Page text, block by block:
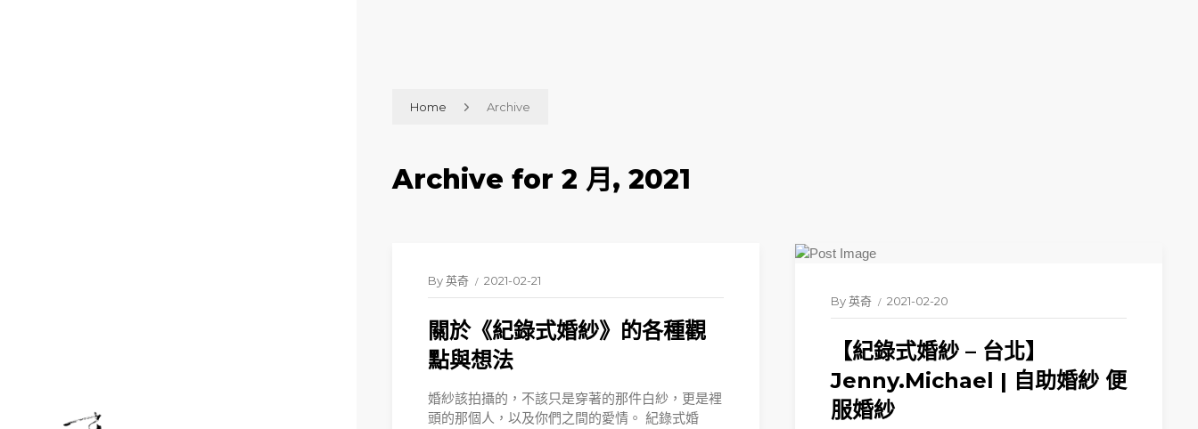
Home Archive
Archive for 2 月, 2021
By英奇 2021-02-21
關於《紀錄式婚紗》的各種觀
點與想法
婚紗該拍攝的，不該只是穿著的那件白紗，更是裡
頭的那個人，以及你們之間的愛情。 紀錄式婚
By英奇 2021-02-20
【紀錄式婚紗 – 台北】
Jenny.Michael | 自助婚紗 便
服婚紗